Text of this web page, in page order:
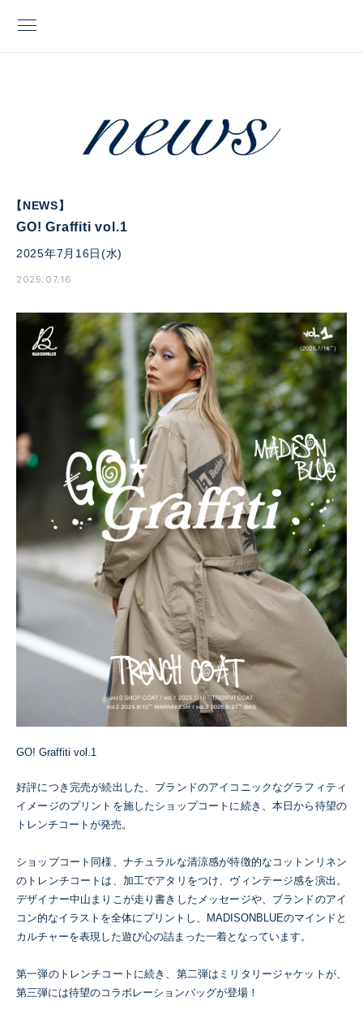
【NEWS】
GO! Graffiti vol.1
2025年7月16日(水)
2025.07.16
GO! Graffiti vol.1
好評につき完売が続出した、ブランドのアイコニックなグラフィティ
イメージのプリントを施したショップコートに続き、本日から待望の
トレンチコートが発売。​
ショップコート同様、ナチュラルな清涼感が特徴的なコットンリネン
のトレンチコートは、加工でアタリをつけ、ヴィンテージ感を演出。
デザイナー中山まりこが走り書きしたメッセージや、ブランドのアイ
コン的なイラストを全体にプリントし、MADISONBLUEのマインドと
カルチャーを表現した遊び心の詰まった一着となっています。​
第一弾のトレンチコートに続き、第二弾はミリタリージャケットが、
第三弾には待望のコラボレーションバッグが登場！​